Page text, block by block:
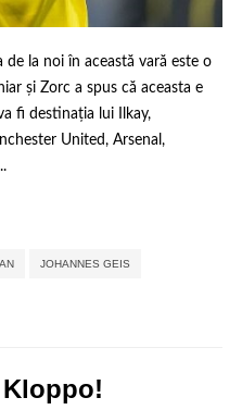
de la noi în această vară este o
și Zorc a spus că aceasta e
fi destinația lui Ilkay,
United, Arsenal,
JOHANNES GEIS